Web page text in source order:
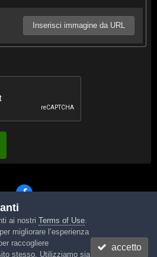
Inserisci immagine da URL
Contattaci Cookies
by Invision Community
ai nostri Terms of Use.
migliorare l’esperienza
raccogliere
stesso. Utilizziamo sia
accetto